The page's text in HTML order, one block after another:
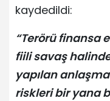
kaydedildi:
“Terörü finansa
fiili savaş
yapılan
riskleri bir yana